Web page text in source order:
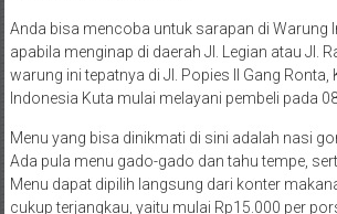
Anda bisa mencoba untuk sarapan di Warung
apabila menginap di daerah Jl. Legian atau Jl.
warung ini tepatnya di Jl. Popies II Gang Ronta,
Indonesia Kuta mulai melayani pembeli pada
Menu yang bisa dinikmati di sini adalah nasi
Ada pula menu gado-gado dan tahu tempe,
Menu dapat dipilih langsung dari konter
cukup terjangkau, yaitu mulai Rp15.000 per